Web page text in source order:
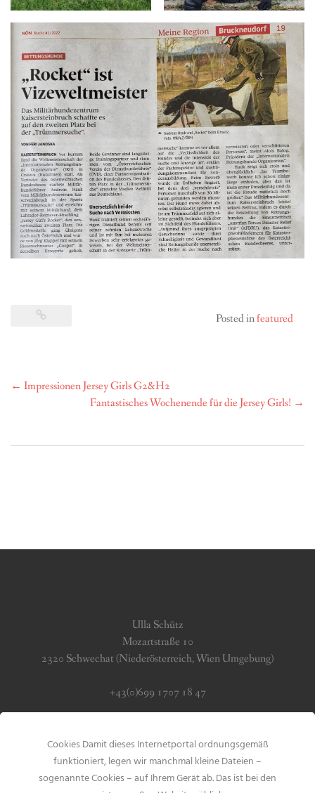
Posted infeatured
Post
← Impressionen Jersey Girls G2&H2
Fantastisches Wochenende für die Jersey Girls! →
Ulla Schütz
Mozartstraße 10
2320 Schwechat (Niederösterreich, Wien Umgebung)
+43(0)699 1707 18 47
Impressum & Datenschutz
Cookies Damit dieses Internetportal ordnungsgemäß
funktioniert, legen wir manchmal kleine Dateien –
sogenannte Cookies – auf Ihrem Gerät ab. Das ist bei den